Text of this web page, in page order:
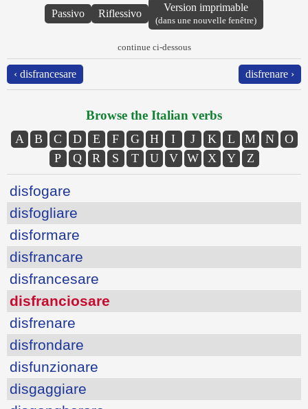
Passivo Riflessivo
Version imprimable
(dans une nouvelle fenêtre)
continue ci-dessous
‹ disfrancesare disfrenare ›
Browse the Italian verbs
A B C D E F G H I J K L M N
O
P
Q R S T U V W X Y Z
disfogare
disfogliare
disformare
disfrancare
disfrancesare
disfranciosare
disfrenare
disfrondare
disfunzionare
disgaggiare